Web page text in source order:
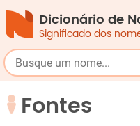
Dicionário de
Significado dos
Fontes